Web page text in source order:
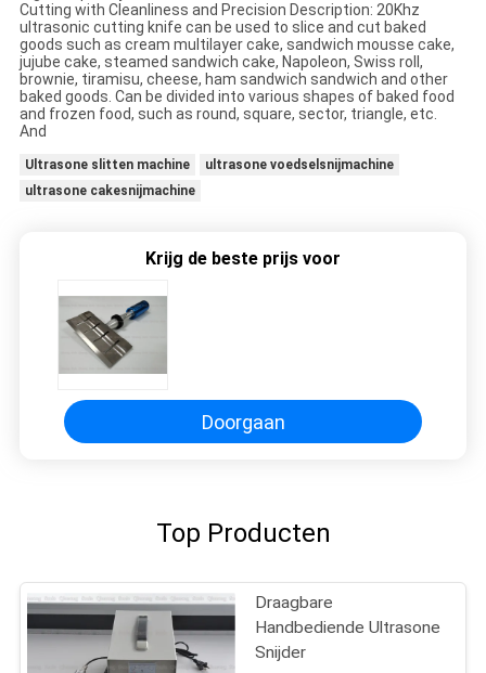
Cutting with Cleanliness and Precision Description: 20Khz
ultrasonic cutting knife can be used to slice and cut baked
goods such as cream multilayer cake, sandwich mousse cake,
jujube cake, steamed sandwich cake, Napoleon, Swiss roll,
brownie, tiramisu, cheese, ham sandwich sandwich and other
baked goods. Can be divided into various shapes of baked food
and frozen food, such as round, square, sector, triangle, etc.
And
Ultrasone slitten machine
ultrasone voedselsnijmachine
ultrasone cakesnijmachine
Krijg de beste prijs voor
Doorgaan
Top Producten
Draagbare
Handbediende Ultrasone
Snijder